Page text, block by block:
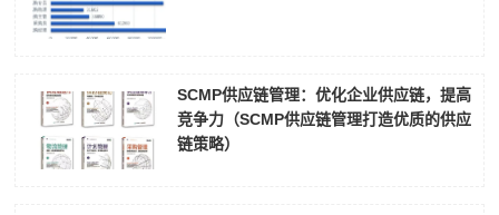
SCMP供应链管理：优化企业供应链，提高
竞争力（SCMP供应链管理打造优质的供应
链策略）